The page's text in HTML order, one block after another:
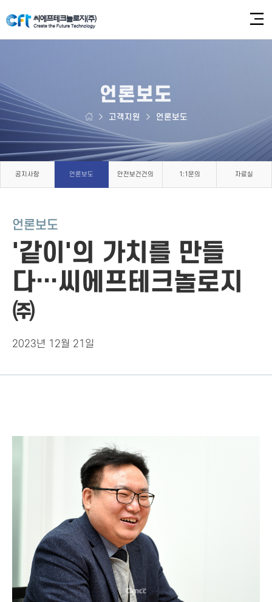
언론보도
고객지원 언론보도
공지사항 언론보도 안전보건건의 1:1문의 자료실
언론보도
'같이'의 가치를 만들
다…씨에프테크놀로지
㈜
2023년 12월 21일